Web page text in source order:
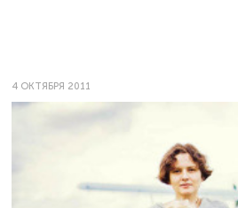
4 ОКТЯБРЯ 2011